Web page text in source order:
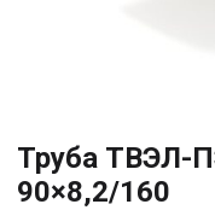
Труба ТВЭЛ-
90×8,2/160